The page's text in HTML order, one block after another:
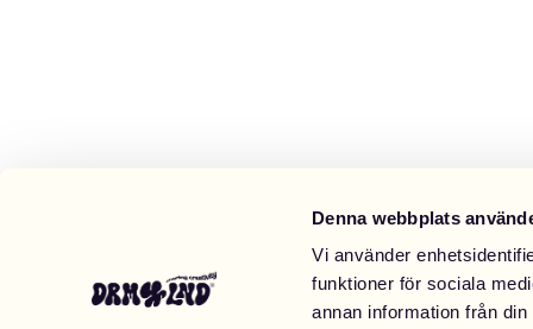
Denna webbplats
Vi använder
funktioner för sociala
annan information från